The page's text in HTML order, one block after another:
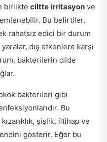
birlikte ciltte irritasyon ve
Bu belirtiler,
rahatsız edici bir durum
dış etkenlere karşı
bakterilerin cilde
bakterileri gibi
Bu
şişlik, iltihap ve
gösterir. Eğer bu